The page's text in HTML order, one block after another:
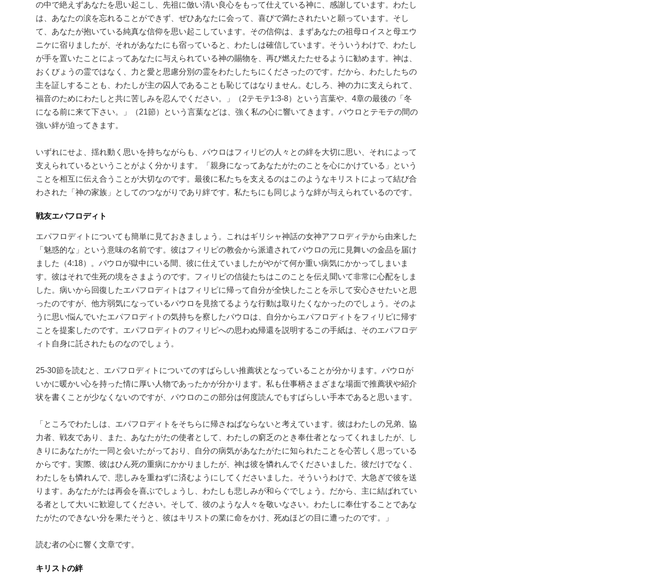
の中で絶えずあなたを思い起こし、先祖に倣い清い良心をもって仕えている神に、感謝しています。わたし
は、あなたの涙を忘れることができず、ぜひあなたに会って、喜びで満たされたいと願っています。そし
て、あなたが抱いている純真な信仰を思い起こしています。その信仰は、まずあなたの祖母ロイスと母エウ
ニケに宿りましたが、それがあなたにも宿っていると、わたしは確信しています。そういうわけで、わたし
が手を置いたことによってあなたに与えられている神の賜物を、再び燃えたたせるように勧めます。神は、
おくびょうの霊ではなく、力と愛と思慮分別の霊をわたしたちにくださったのです。だから、わたしたちの
主を証しすることも、わたしが主の囚人であることも恥じてはなりません。むしろ、神の力に支えられて、
福音のためにわたしと共に苦しみを忍んでください。」（2テモテ1:3-8）という言葉や、4章の最後の「冬
になる前に来て下さい。」（21節）という言葉などは、強く私の心に響いてきます。パウロとテモテの間の
強い絆が迫ってきます。
いずれにせよ、揺れ動く思いを持ちながらも、パウロはフィリピの人々との絆を大切に思い、それによって
支えられているということがよく分かります。「親身になってあなたがたのことを心にかけている」という
ことを相互に伝え合うことが大切なのです。最後に私たちを支えるのはこのようなキリストによって結び合
わされた「神の家族」としてのつながりであり絆です。私たちにも同じような絆が与えられているのです。
戦友エパフロディト
エパフロディトについても簡単に見ておきましょう。これはギリシャ神話の女神アフロディテから由来した
「魅惑的な」という意味の名前です。彼はフィリピの教会から派遣されてパウロの元に見舞いの金品を届け
ました（4:18）。パウロが獄中にいる間、彼に仕えていましたがやがて何か重い病気にかかってしまいま
す。彼はそれで生死の境をさまようのです。フィリピの信徒たちはこのことを伝え聞いて非常に心配をしま
した。病いから回復したエパフロディトはフィリピに帰って自分が全快したことを示して安心させたいと思
ったのですが、他方弱気になっているパウロを見捨てるような行動は取りたくなかったのでしょう。そのよ
うに思い悩んでいたエパフロディトの気持ちを察したパウロは、自分からエパフロディトをフィリピに帰す
ことを提案したのです。エパフロディトのフィリピへの思わぬ帰還を説明するこの手紙は、そのエパフロデ
ィト自身に託されたものなのでしょう。
25-30節を読むと、エパフロディトについてのすばらしい推薦状となっていることが分かります。パウロが
いかに暖かい心を持った情に厚い人物であったかが分かります。私も仕事柄さまざまな場面で推薦状や紹介
状を書くことが少なくないのですが、パウロのこの部分は何度読んでもすばらしい手本であると思います。
「ところでわたしは、エパフロディトをそちらに帰さねばならないと考えています。彼はわたしの兄弟、協
力者、戦友であり、また、あなたがたの使者として、わたしの窮乏のとき奉仕者となってくれましたが、し
きりにあなたがた一同と会いたがっており、自分の病気があなたがたに知られたことを心苦しく思っている
からです。実際、彼はひん死の重病にかかりましたが、神は彼を憐れんでくださいました。彼だけでなく、
わたしをも憐れんで、悲しみを重ねずに済むようにしてくださいました。そういうわけで、大急ぎで彼を送
ります。あなたがたは再会を喜ぶでしょうし、わたしも悲しみが和らぐでしょう。だから、主に結ばれてい
る者として大いに歓迎してください。そして、彼のような人々を敬いなさい。わたしに奉仕することであな
たがたのできない分を果たそうと、彼はキリストの業に命をかけ、死ぬほどの目に遭ったのです。」
読む者の心に響く文章です。
キリストの絆